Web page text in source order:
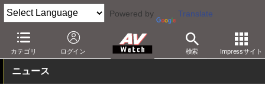
Powered by Translate
カテゴリ ログイン 検索 Impressサイト
AV Watch コンテンツ・サービス 放送 その他
ニュース